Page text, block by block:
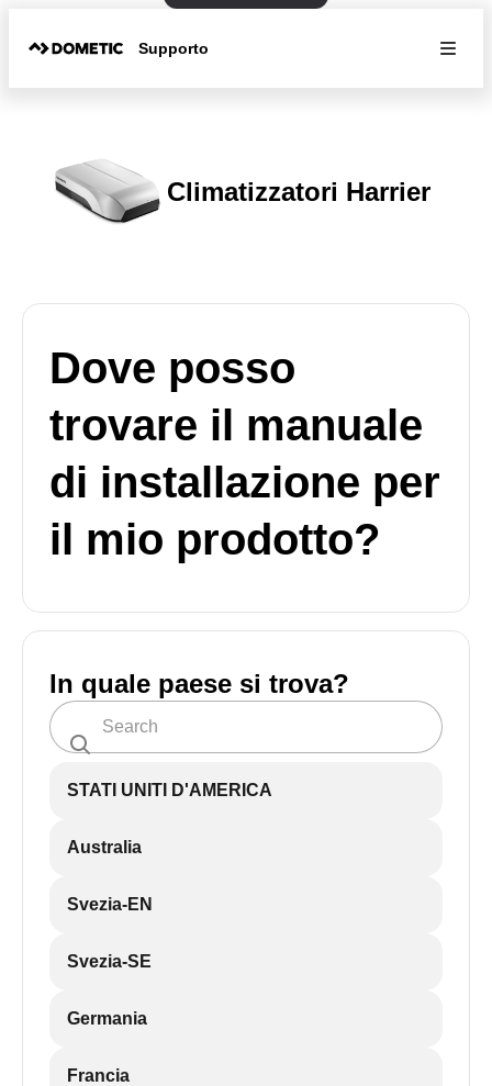
Supporto
Climatizzatori Harrier
Dove posso
trovare il manuale
di installazione per
il mio prodotto?
In quale paese si trova?
STATI UNITI D'AMERICA
Australia
Svezia-EN
Svezia-SE
Germania
Francia